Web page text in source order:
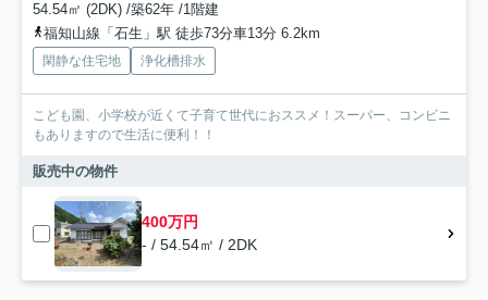
54.54㎡ (2DK) /築62年 /1階建
福知山線「石生」駅 徒歩73分車13分 6.2km
閑静な住宅地 浄化槽排水
こども園、小学校が近くて子育て世代におススメ！スーパー、コンビニ
もありますので生活に便利！！
販売中の物件
400万円
- / 54.54㎡ / 2DK